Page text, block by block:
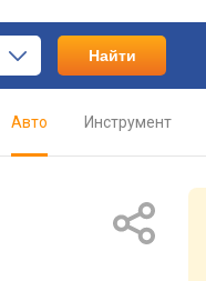
Найти
Авто Инструмент